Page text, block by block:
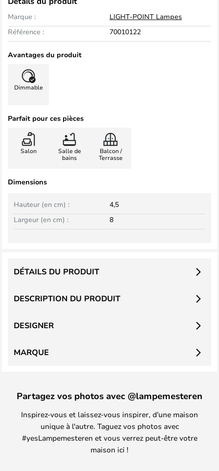
Marque :
LIGHT-POINT Lampes
Référence :
70010122
Avantages du produit
Dimmable
Parfait pour ces pièces
Salon
Salle de
bains
Balcon /
Terrasse
Dimensions
Largeur (en cm) : 8
Hauteur (en cm) : 4,5
DESCRIPTION DU PRODUIT
DÉTAILS DU PRODUIT
DESIGNER
MARQUE
Partagez vos photos avec @lampemesteren
Inspirez-vous et laissez-vous inspirer, d'une maison
unique à l'autre. Taguez vos photos avec
#yesLampemesteren et vous verrez peut-être votre
maison ici !